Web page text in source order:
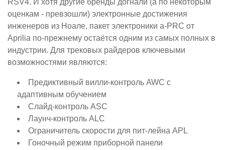
RSV4. И хотя другие бренды догнали (а по некоторым
оценкам - превзошли) электронные достижения
инженеров из Ноале, пакет электроники a-PRC от
Aprilia по-прежнему остаётся одним из самых полных в
индустрии. Для трековых райдеров ключевыми
возможностями являются:
Предиктивный вилли-контроль AWC с
адаптивным обучением
Слайд-контроль ASC
Лаунч-контроль ALC
Ограничитель скорости для пит-лейна APL
Гоночный режим приборной панели